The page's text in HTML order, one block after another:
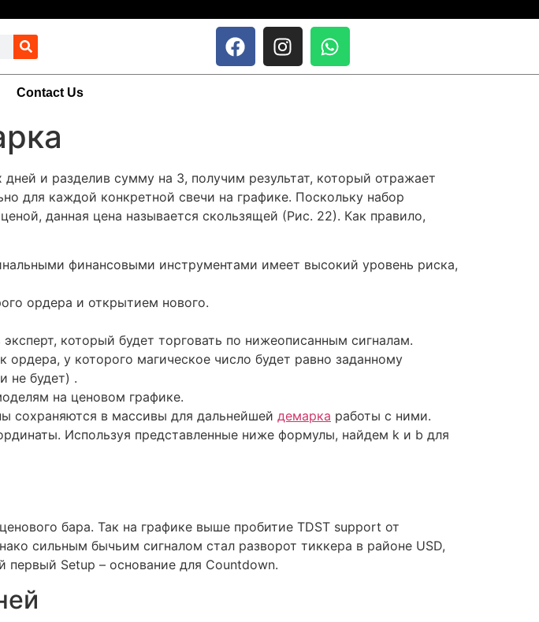
Contact Us
и разделив сумму на 3, получим результат, который отражает
для каждой конкретной свечи на графике. Поскольку набор
данная цена называется скользящей (Рис. 22). Как правило,
финансовыми инструментами имеет высокий уровень риска,
ордера и открытием нового.
который будет торговать по нижеописанным сигналам.
у которого магическое число будет равно заданному
не будет) .
на ценовом графике.
сохраняются в массивы для дальнейшей демарка работы с ними.
Используя представленные ниже формулы, найдем k и b для
бара. Так на графике выше пробитие TDST support от
сильным бычьим сигналом стал разворот тиккера в районе USD,
Setup – основание для Countdown.